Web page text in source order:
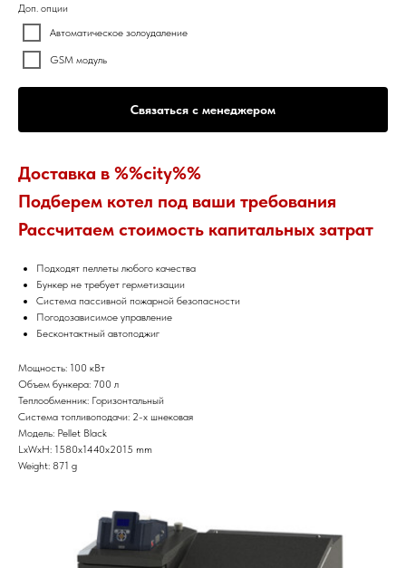
Доп. опции
Автоматическое золоудаление
GSM модуль
Связаться с менеджером
Доставка в %%city%%
Подберем котел под ваши требования
Рассчитаем стоимость капитальных затрат
Подходят пеллеты любого качества
Бункер не требует герметизации
Система пассивной пожарной безопасности
Погодозависимое управление
Бесконтактный автоподжиг
Мощность: 100 кВт
Объем бункера: 700 л
Теплообменник: Горизонтальный
Система топливоподачи: 2-х шнековая
Модель: Pellet Black
LxWxH: 1580x1440x2015 mm
Weight: 871 g